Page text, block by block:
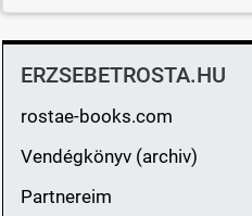
ERZSEBETROSTA.HU
rostae-books.com
Vendégkönyv (archiv)
Partnereim